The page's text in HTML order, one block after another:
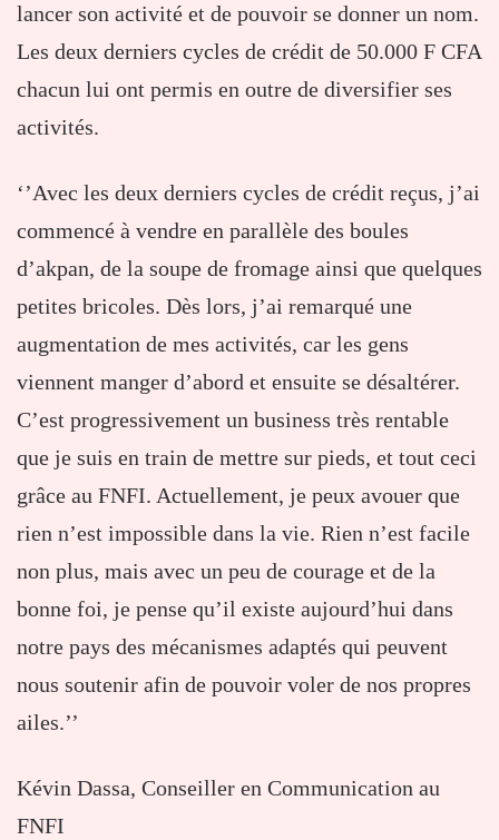
lancer son activité et de pouvoir se donner un nom.
Les deux derniers cycles de crédit de 50.000 F CFA
chacun lui ont permis en outre de diversifier ses
activités.
‘’Avec les deux derniers cycles de crédit reçus, j’ai
commencé à vendre en parallèle des boules
d’akpan, de la soupe de fromage ainsi que quelques
petites bricoles. Dès lors, j’ai remarqué une
augmentation de mes activités, car les gens
viennent manger d’abord et ensuite se désaltérer.
C’est progressivement un business très rentable
que je suis en train de mettre sur pieds, et tout ceci
grâce au FNFI. Actuellement, je peux avouer que
rien n’est impossible dans la vie. Rien n’est facile
non plus, mais avec un peu de courage et de la
bonne foi, je pense qu’il existe aujourd’hui dans
notre pays des mécanismes adaptés qui peuvent
nous soutenir afin de pouvoir voler de nos propres
ailes.’’
Kévin Dassa, Conseiller en Communication au
FNFI